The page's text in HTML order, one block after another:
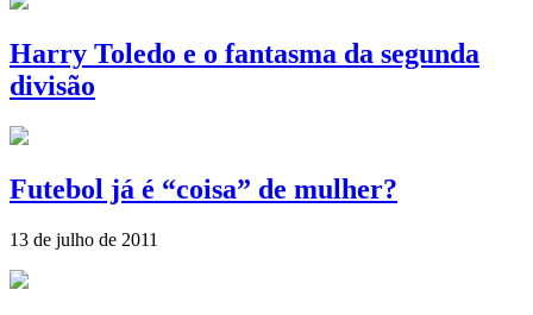
Harry Toledo e o fantasma da segunda
divisão
Futebol já é “coisa” de mulher?
13 de julho de 2011